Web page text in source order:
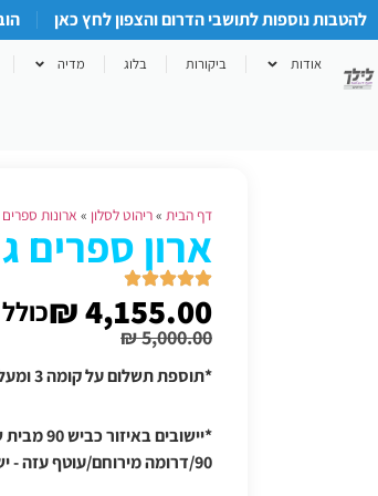
להטבות נוספות לתושבי הדרום והצפון לחץ כאן
אודות ביקורות בלוג מדיה
דף הבית »ריהוט לסלון » ארונות ספרים
ארון ספרים
₪5,000.00
₪4,155.00
*תוספת תשלום על קומה 3 ומעלה או על קומה 2 על עמודים אם אין מעלית
90/דרומה מירוחם/עוטף עזה - יש לוודא תוספת הובלה טלפונית